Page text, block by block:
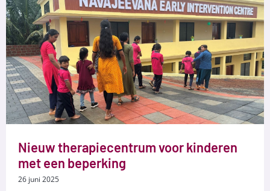
Nieuw therapiecentrum voor kinderen
met een beperking
26 juni 2025